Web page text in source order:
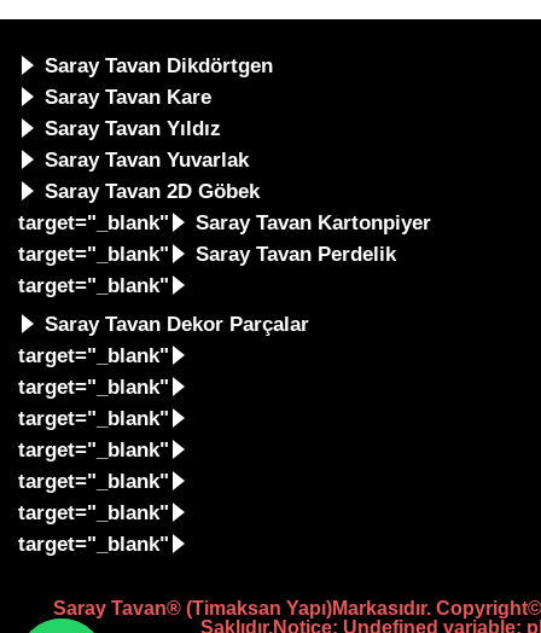
Saray Tavan Dikdörtgen
Saray Tavan Kare
Saray Tavan Yıldız
Saray Tavan Yuvarlak
Saray Tavan 2D Göbek
target="_blank"
Saray Tavan Kartonpiyer
target="_blank"
Saray Tavan Perdelik
target="_blank"
Saray Tavan Dekor Parçalar
target="_blank"
target="_blank"
target="_blank"
target="_blank"
target="_blank"
target="_blank"
target="_blank"
Saray Tavan® (Timaksan Yapı)Markasıdır.
Saklıdır.Notice: Undefined variable: